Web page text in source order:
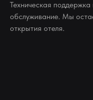
Техническая
обслуживание. Мы
открытия отеля.